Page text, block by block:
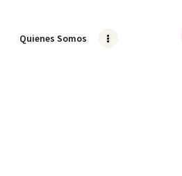
Quienes Somos